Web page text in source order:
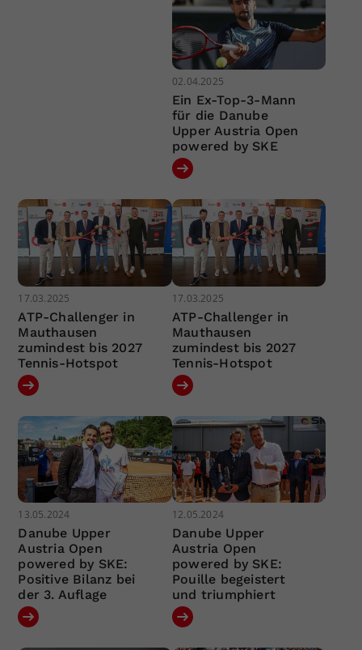
02.04.2025
Ein Ex-Top-3-Mann
für die Danube
Upper Austria Open
powered by SKE
17.03.2025
ATP-Challenger in
Mauthausen
zumindest bis 2027
Tennis-Hotspot
17.03.2025
ATP-Challenger in
Mauthausen
zumindest bis 2027
Tennis-Hotspot
13.05.2024
Danube Upper
Austria Open
powered by SKE:
Positive Bilanz bei
der 3. Auflage
12.05.2024
Danube Upper
Austria Open
powered by SKE:
Pouille begeistert
und triumphiert